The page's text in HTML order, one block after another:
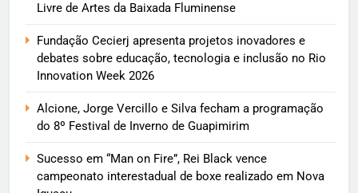
Livre de Artes da Baixada Fluminense
Fundação Cecierj apresenta projetos inovadores e
debates sobre educação, tecnologia e inclusão no Rio
Innovation Week 2026
Alcione, Jorge Vercillo e Silva fecham a programação
do 8º Festival de Inverno de Guapimirim
Sucesso em “Man on Fire”, Rei Black vence
campeonato interestadual de boxe realizado em Nova